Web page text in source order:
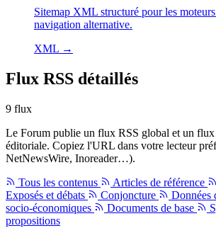
Sitemap XML structuré pour les
navigation alternative.
XML →
Flux RSS détaillés
9 flux
Le Forum publie un flux RSS global et un
éditoriale. Copiez l'URL dans votre lecteur
NetNewsWire, Inoreader…).
Tous les contenus
Articles de référence
Exposés et débats
Conjoncture Données
socio-économiques
Documents de base
propositions